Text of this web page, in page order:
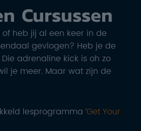
Cursussen
heb jij al een keer in de
gevlogen? Heb je de
adrenaline kick is oh zo
je meer. Maar wat zijn de
lesprogramma ‘Get Your